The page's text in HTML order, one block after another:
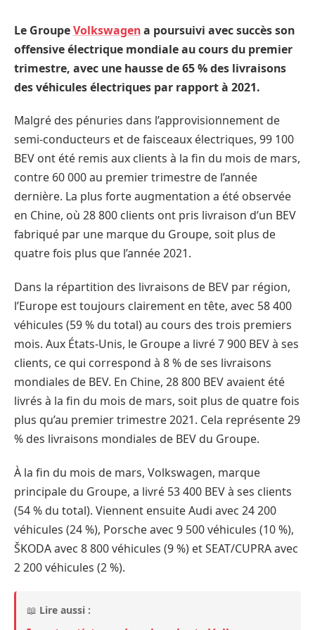
Le GroupeVolkswagena poursuivi avec succès son
offensive électrique mondiale au cours du premier
trimestre, avec une hausse de 65 % des livraisons
des véhicules électriques par rapport à 2021.
Malgré des pénuries dans l’approvisionnement de
semi-conducteurs et de faisceaux électriques, 99 100
BEV ont été remis aux clients à la fin du mois de mars,
contre 60 000 au premier trimestre de l’année
dernière. La plus forte augmentation a été observée
en Chine, où 28 800 clients ont pris livraison d’un BEV
fabriqué par une marque du Groupe, soit plus de
quatre fois plus que l’année 2021.
Dans la répartition des livraisons de BEV par région,
l’Europe est toujours clairement en tête, avec 58 400
véhicules (59 % du total) au cours des trois premiers
mois. Aux États-Unis, le Groupe a livré 7 900 BEV à ses
clients, ce qui correspond à 8 % de ses livraisons
mondiales de BEV. En Chine, 28 800 BEV avaient été
livrés à la fin du mois de mars, soit plus de quatre fois
plus qu’au premier trimestre 2021. Cela représente 29
% des livraisons mondiales de BEV du Groupe.
À la fin du mois de mars, Volkswagen, marque
principale du Groupe, a livré 53 400 BEV à ses clients
(54 % du total). Viennent ensuite Audi avec 24 200
véhicules (24 %), Porsche avec 9 500 véhicules (10 %),
ŠKODA avec 8 800 véhicules (9 %) et SEAT/CUPRA avec
2 200 véhicules (2 %).
📖 Lire aussi :